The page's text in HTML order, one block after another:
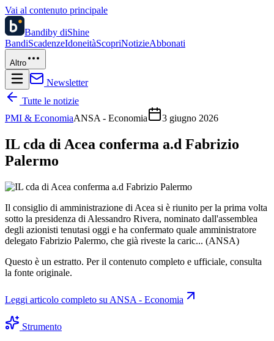
Vai al contenuto principale
Bandiby diShine
BandiScadenzeIdoneitàScopriNotizieAbbonati
Altro
Newsletter
Tutte le notizie
PMI & EconomiaANSA - Economia 3 giugno 2026
IL cda di Acea conferma a.d Fabrizio
Palermo
Il consiglio di amministrazione di Acea si è riunito per la prima volta
sotto la presidenza di Alessandro Rivera, nominato dall'assemblea
degli azionisti tenutasi oggi e ha confermato quale amministratore
delegato Fabrizio Palermo, che già riveste la caric... (ANSA)
Questo è un estratto. Per il contenuto completo e ufficiale, consulta
la fonte originale.
Leggi articolo completo su ANSA - Economia
Strumento